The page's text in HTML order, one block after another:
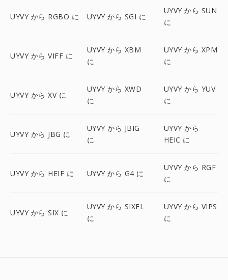
UYVY から RGBO に UYVY から SGI に
UYVY から SUN
に
UYVY から VIFF に
UYVY から XBM
に
UYVY から XPM
に
UYVY から XV に
UYVY から XWD
に
UYVY から YUV
に
UYVY から JBG に
UYVY から JBIG
に
UYVY から
HEIC に
UYVY から HEIF に UYVY から G4 に
UYVY から RGF
に
UYVY から SIX に
UYVY から SIXEL
に
UYVY から VIPS
に